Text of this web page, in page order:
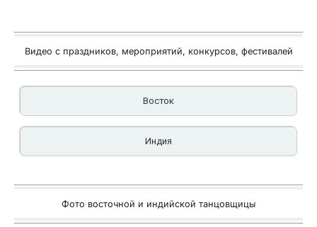
Видео с праздников, мероприятий, конкурсов, фестивалей
Восток
Индия
Фото восточной и индийской танцовщицы